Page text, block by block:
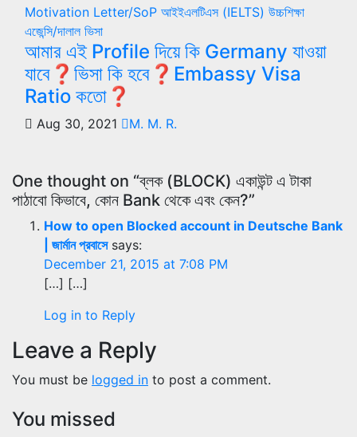
Motivation Letter/SoP আইইএলটিএস (IELTS) উচ্চশিক্ষা
এজেন্সি/দালাল ভিসা
আমার এই Profile দিয়ে কি Germany যাওয়া
যাবে❓ভিসা কি হবে❓Embassy Visa
Ratio কতো❓
Aug 30, 2021 M. M. R.
One thought on “ব্লক (BLOCK) একাউন্ট এ টাকা
পাঠাবো কিভাবে, কোন Bank থেকে এবং কেন?”
How to open Blocked account in Deutsche Bank
| জার্মান প্রবাসে says:
December 21, 2015 at 7:08 PM
[…] […]
Log in to Reply
Leave a Reply
You must be logged in to post a comment.
You missed